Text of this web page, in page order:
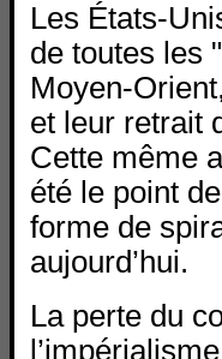
Les États-
de toutes les
Moyen-
et leur retrait
Cette même
été le point
forme de
aujourd’hui.
La perte du